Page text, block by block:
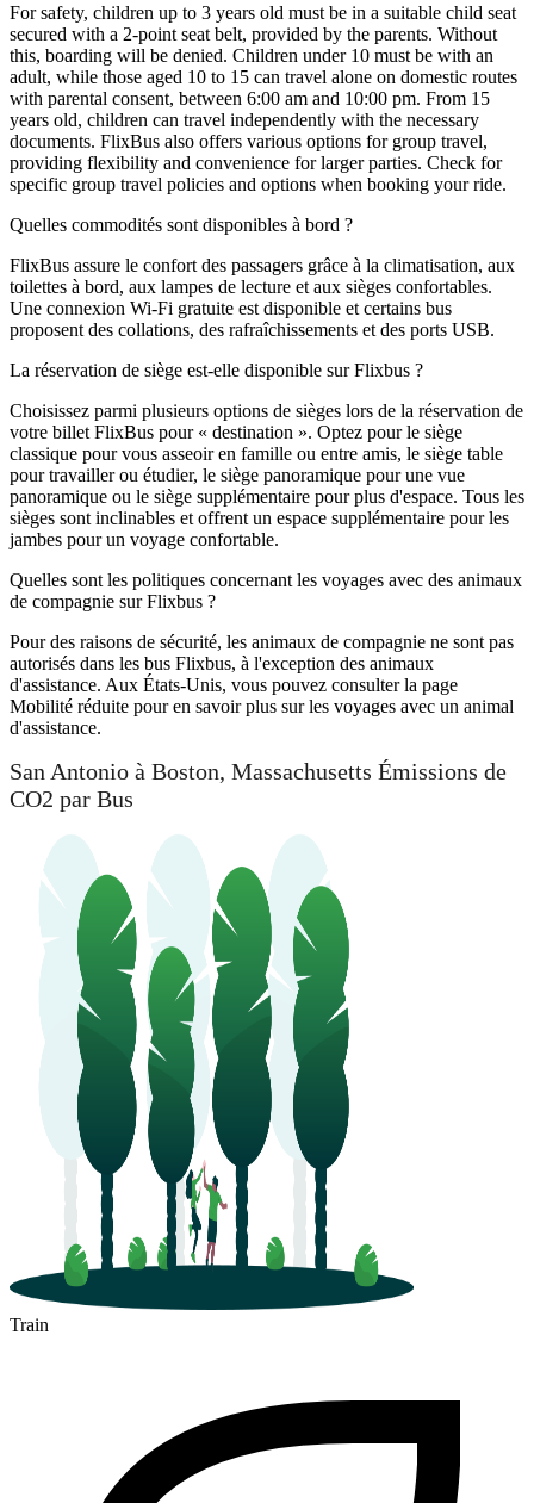
For safety, children up to 3 years old must be in a suitable child seat
secured with a 2-point seat belt, provided by the parents. Without
this, boarding will be denied. Children under 10 must be with an
adult, while those aged 10 to 15 can travel alone on domestic routes
with parental consent, between 6:00 am and 10:00 pm. From 15
years old, children can travel independently with the necessary
documents. FlixBus also offers various options for group travel,
providing flexibility and convenience for larger parties. Check for
specific group travel policies and options when booking your ride.
Quelles commodités sont disponibles à bord ?
FlixBus assure le confort des passagers grâce à la climatisation, aux
toilettes à bord, aux lampes de lecture et aux sièges confortables.
Une connexion Wi-Fi gratuite est disponible et certains bus
proposent des collations, des rafraîchissements et des ports USB.
La réservation de siège est-elle disponible sur Flixbus ?
Choisissez parmi plusieurs options de sièges lors de la réservation de
votre billet FlixBus pour « destination ». Optez pour le siège
classique pour vous asseoir en famille ou entre amis, le siège table
pour travailler ou étudier, le siège panoramique pour une vue
panoramique ou le siège supplémentaire pour plus d'espace. Tous les
sièges sont inclinables et offrent un espace supplémentaire pour les
jambes pour un voyage confortable.
Quelles sont les politiques concernant les voyages avec des animaux
de compagnie sur Flixbus ?
Pour des raisons de sécurité, les animaux de compagnie ne sont pas
autorisés dans les bus Flixbus, à l'exception des animaux
d'assistance. Aux États-Unis, vous pouvez consulter la page
Mobilité réduite pour en savoir plus sur les voyages avec un animal
d'assistance.
San Antonio à Boston, Massachusetts Émissions de
CO2 par Bus
Train